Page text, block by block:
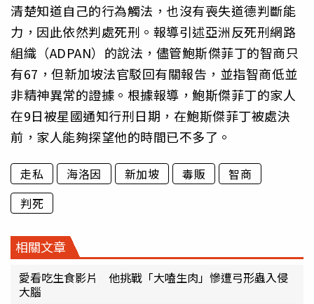
清楚知道自己的行為觸法，也沒有喪失道德判斷能
力，因此依然判處死刑。報導引述亞洲反死刑網路
組織（ADPAN）的說法，儘管鮑斯傑菲丁的智商只
有67，但新加坡法官駁回有關報告，並指智商低並
非精神異常的證據。根據報導，鮑斯傑菲丁的家人
在9日被星國通知行刑日期，在鮑斯傑菲丁被處決
前，家人能夠探望他的時間已不多了。
走私 海洛因 新加坡 毒販
智商
判死
相關文章
愛看吃生食影片 他挑戰「大嗑生肉」慘遭弓形蟲入侵
大腦